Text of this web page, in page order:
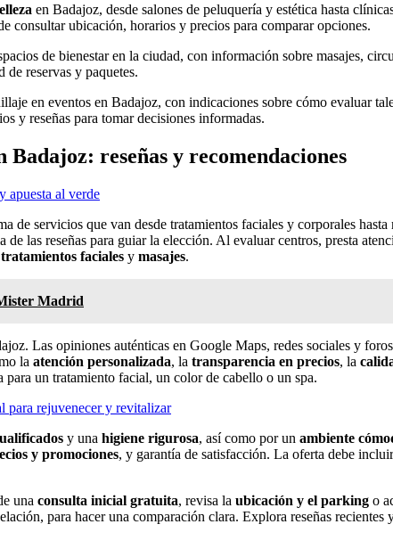
en Badajoz, desde salones de peluquería y estética hasta
consultar ubicación, horarios y precios para comparar opciones.
de bienestar en la ciudad, con información sobre masajes,
reservas y paquetes.
en eventos en Badajoz, con indicaciones sobre cómo evaluar
y reseñas para tomar decisiones informadas.
reseñas y recomendaciones
apuesta al verde
de servicios que van desde tratamientos faciales y corporales
las reseñas para guiar la elección. Al evaluar centros, presta
tratamientos faciales y masajes.
Madrid
Las opiniones auténticas en Google Maps, redes sociales y
la atención personalizada, la transparencia en precios, la
un tratamiento facial, un color de cabello o un spa.
para rejuvenecer y revitalizar
y una higiene rigurosa, así como por un ambiente
y promociones, y garantía de satisfacción. La oferta debe
una consulta inicial gratuita, revisa la ubicación y el parking o
para hacer una comparación clara. Explora reseñas